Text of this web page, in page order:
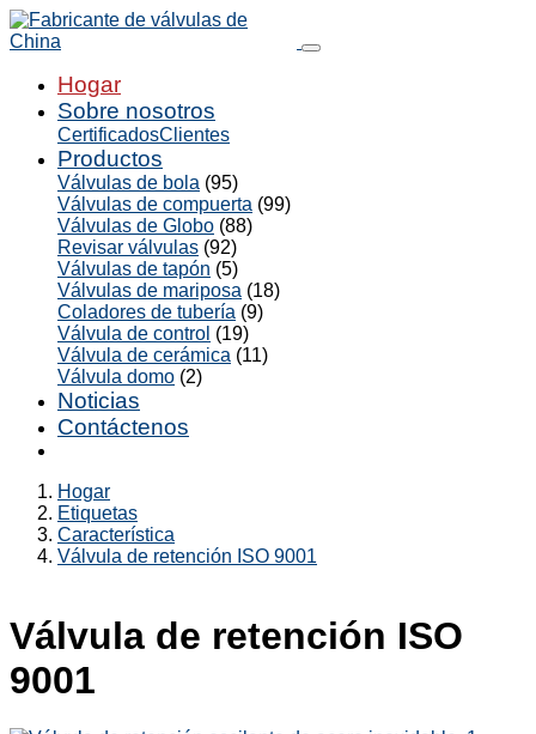
Hogar
Sobre nosotros
CertificadosClientes
Productos
Válvulas de bola (95)
Válvulas de compuerta (99)
Válvulas de Globo (88)
Revisar válvulas (92)
Válvulas de tapón (5)
Válvulas de mariposa (18)
Coladores de tubería (9)
Válvula de control (19)
Válvula de cerámica (11)
Válvula domo (2)
Noticias
Contáctenos
Hogar
Etiquetas
Característica
Válvula de retención ISO 9001
Válvula de retención ISO
9001